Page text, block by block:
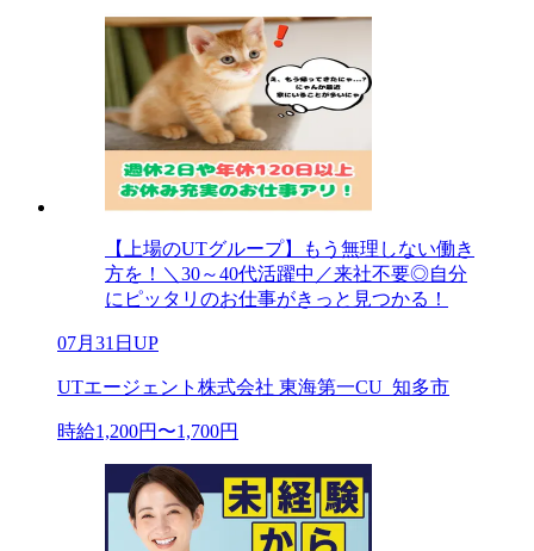
【上場のUTグループ】もう無理しない働き
方を！＼30～40代活躍中／来社不要◎自分
にピッタリのお仕事がきっと見つかる！
07月31日UP
UTエージェント株式会社 東海第一CU_知多市
時給1,200円〜1,700円